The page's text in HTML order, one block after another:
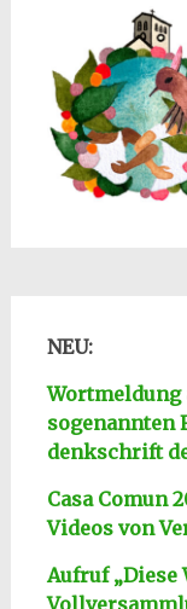
NEU:
Wortmeldung
sogenannten
denkschrift
Casa Comun
Videos von
Aufruf „Diese
Vollversa